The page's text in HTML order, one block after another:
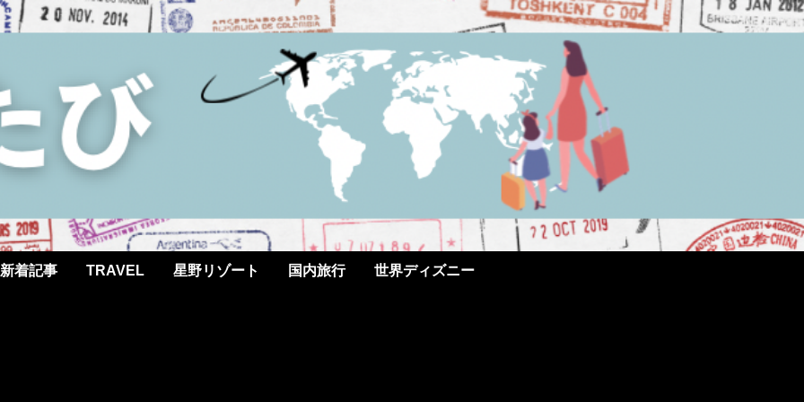
新着記事 TRAVEL 星野リゾート 国内旅行 世界ディズニー